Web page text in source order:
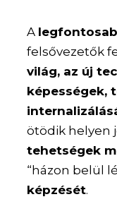
A
felsővezetők
világ, az új
képességek,
ötödik helyen
tehetségek
“házon belül
képzését.